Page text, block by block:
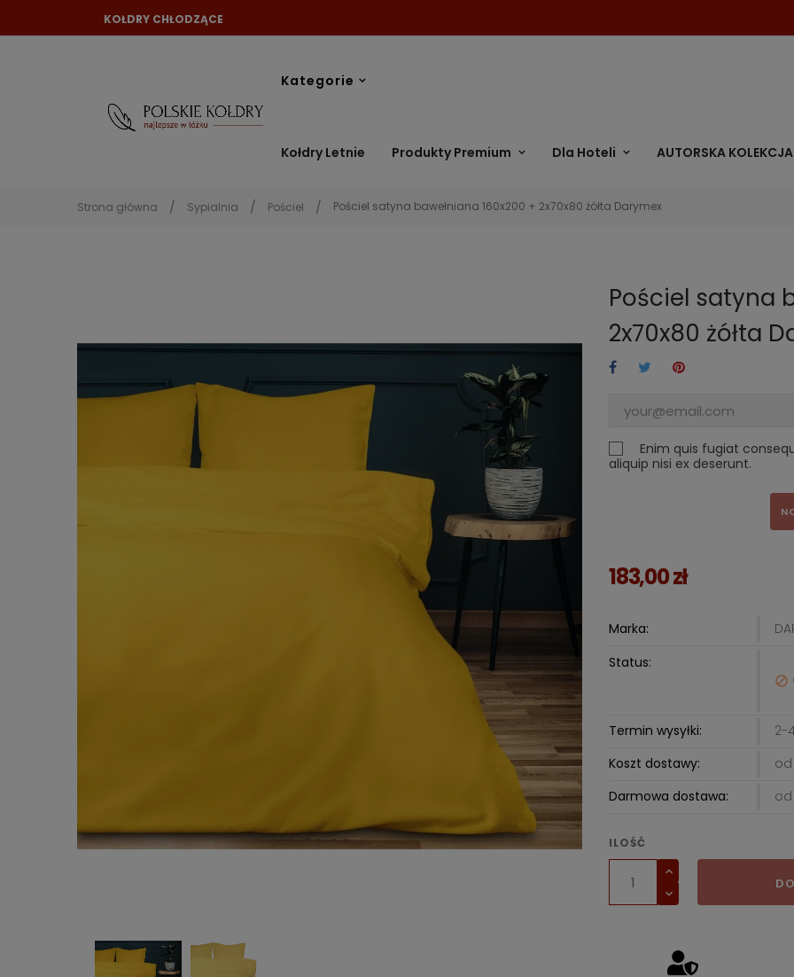
KOŁDRY CHŁODZĄCE
Kategorie
Kołdry Letnie Produkty Premium Dla Hoteli AUTORSKA KOLEKCJA
Strona główna Sypialnia Pościel Pościel satyna bawełniana 160x200 + 2x70x80 żółta Darymex
Pościel satyna
2x70x80 żółta
Enim quis fugiat
aliquip nisi ex deserunt.
183,00 zł
Marka:
Status:

Termin wysyłki:
2-
Koszt dostawy:
od
Darmowa dostawa:
od
ILOŚĆ